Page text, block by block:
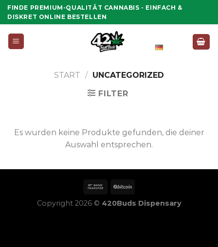
Zum
Inhalt
FINDE PREMIUM-QUALITÄT CANNABIS - EINFACH &
DISKRET ONLINE BESTELLEN
START / UNCATEGORIZED
FILTER
Es wurden keine Produkte gefunden, die deiner
Auswahl entsprechen.
Copyright 2026 © 420Buds Dispensary